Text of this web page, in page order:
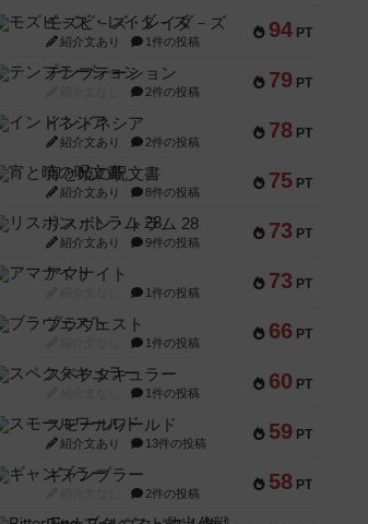
94 PT
モズビ－ズ・レイダ－ズ
紹介文あり 1件の投稿
79 PT
テンプテーション
2件の投稿
78 PT
インドネシア
紹介文あり 2件の投稿
75 PT
宵と暁の呪文書
紹介文あり 8件の投稿
73 PT
リスボン・トラム 28
紹介文あり 9件の投稿
73 PT
アマナイト
1件の投稿
66 PT
ブラヴェスト
1件の投稿
60 PT
スペクタキュラー
1件の投稿
59 PT
スモールワールド
紹介文あり 13件の投稿
58 PT
ギャンブラー
2件の投稿